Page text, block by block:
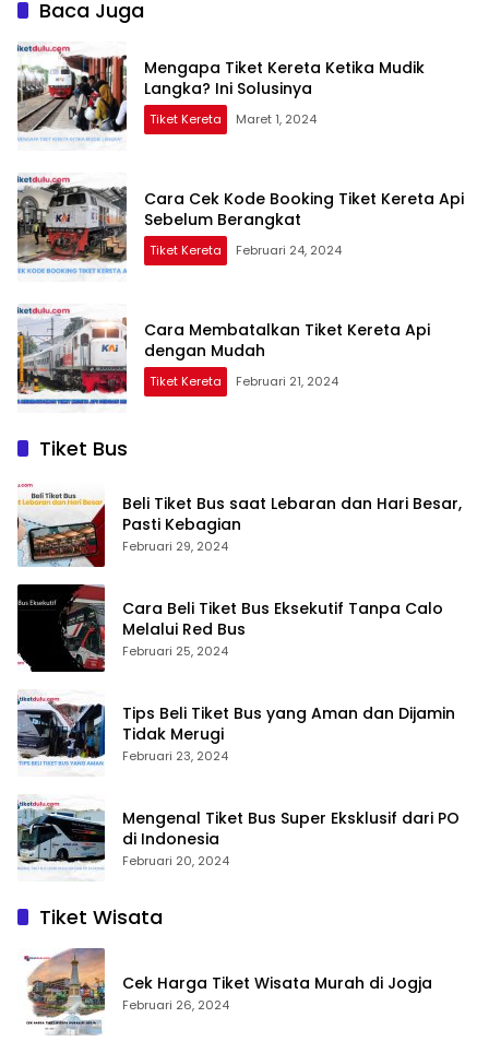
Baca Juga
Mengapa Tiket Kereta Ketika Mudik
Langka? Ini Solusinya
Tiket Kereta Maret 1, 2024
Cara Cek Kode Booking Tiket Kereta Api
Sebelum Berangkat
Tiket Kereta Februari 24, 2024
Cara Membatalkan Tiket Kereta Api
dengan Mudah
Tiket Kereta Februari 21, 2024
Tiket Bus
Beli Tiket Bus saat Lebaran dan Hari Besar,
Pasti Kebagian
Februari 29, 2024
Cara Beli Tiket Bus Eksekutif Tanpa Calo
Melalui Red Bus
Februari 25, 2024
Tips Beli Tiket Bus yang Aman dan Dijamin
Tidak Merugi
Februari 23, 2024
Mengenal Tiket Bus Super Eksklusif dari PO
di Indonesia
Februari 20, 2024
Tiket Wisata
Cek Harga Tiket Wisata Murah di Jogja
Februari 26, 2024